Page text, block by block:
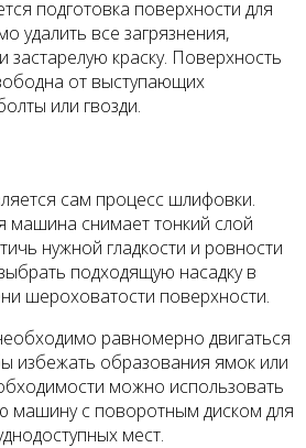
подготовка поверхности для
удалить все загрязнения,
застарелую краску. Поверхность
от выступающих
или гвозди.
сам процесс шлифовки.
снимает тонкий слой
нужной гладкости и ровности
подходящую насадку в
шероховатости поверхности.
равномерно двигаться
избежать образования ямок или
можно использовать
машину с поворотным диском для
мест.